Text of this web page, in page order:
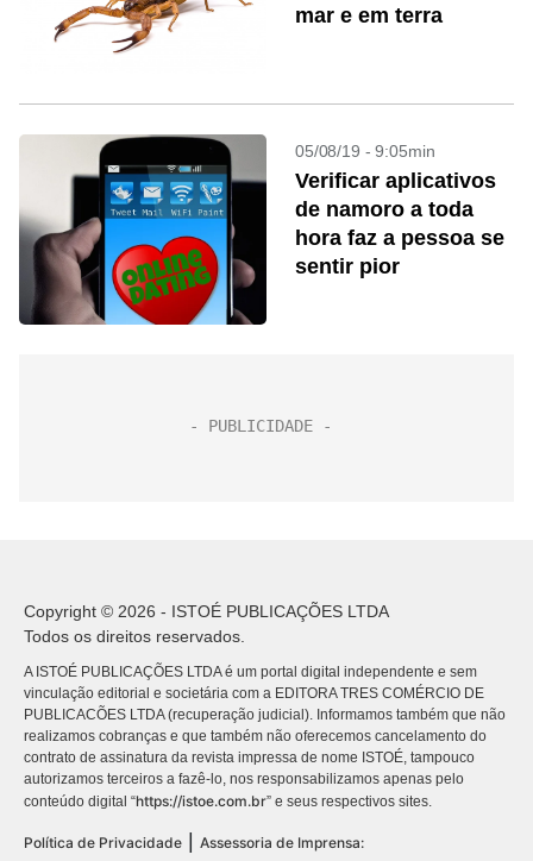
mar e em terra
05/08/19 - 9:05min
Verificar aplicativos
de namoro a toda
hora faz a pessoa se
sentir pior
Copyright © 2026 - ISTOÉ PUBLICAÇÕES LTDA
Todos os direitos reservados.
A ISTOÉ PUBLICAÇÕES LTDA é um portal digital independente e sem
vinculação editorial e societária com a EDITORA TRES COMÉRCIO DE
PUBLICACÕES LTDA (recuperação judicial). Informamos também que não
realizamos cobranças e que também não oferecemos cancelamento do
contrato de assinatura da revista impressa de nome ISTOÉ, tampouco
autorizamos terceiros a fazê-lo, nos responsabilizamos apenas pelo
conteúdo digital “https://istoe.com.br” e seus respectivos sites.
Política de Privacidade Assessoria de Imprensa: